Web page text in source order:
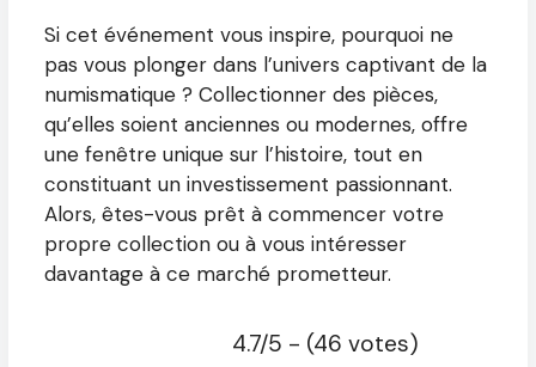
Si cet événement vous inspire, pourquoi ne
pas vous plonger dans l’univers captivant de la
numismatique ? Collectionner des pièces,
qu’elles soient anciennes ou modernes, offre
une fenêtre unique sur l’histoire, tout en
constituant un investissement passionnant.
Alors, êtes-vous prêt à commencer votre
propre collection ou à vous intéresser
davantage à ce marché prometteur.
4.7/5 - (46 votes)